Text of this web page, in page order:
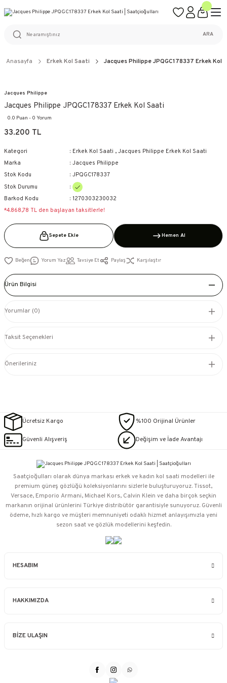
%100 ORİJİNAL ÜRÜN GARANTİSİ
ARA
Anasayfa Erkek Kol Saati Jacques Philippe JPQGC178337 Erkek Kol
Jacques Philippe
Jacques Philippe JPQGC178337 Erkek Kol Saati
0.0 Puan - 0 Yorum
33.200 TL
Kategori Erkek Kol Saati , Jacques Philippe Erkek Kol Saati
Marka
Jacques Philippe
Stok Kodu
JPQGC178337
Stok Durumu
Barkod Kodu
1270303230032
*4.868,78 TL den başlayan taksitlerle!
Sepete Ekle Hemen Al
Yorum Yaz Tavsiye Et Paylaş Karşılaştır
Ürün Bilgisi
Yorumlar (0)
Taksit Seçenekleri
Önerileriniz
Ücretsiz Kargo %100 Orijinal Ürünler
Güvenli Alışveriş Değişim ve İade Avantajı
HESABIM
HAKKIMIZDA
BİZE ULAŞIN
Saatçioğulları⁠ olarak dünya markası erkek ve kadın kol saati modelleri ile
premium güneş gözlüğü koleksiyonlarını sizlerle buluşturuyoruz. Tissot,
Versace, Emporio Armani, Michael Kors, Calvin Klein ve daha birçok seçkin
markanın orijinal ürünlerini Türkiye distribütör garantisiyle sunuyoruz. Güvenli
ödeme, hızlı kargo ve müşteri memnuniyeti odaklı hizmet anlayışımızla yeni
sezon saat ve gözlük modellerini keşfedin.